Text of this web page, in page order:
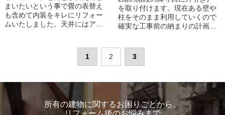
まいたいという事で畳の表替え
も含めて内装をキレにリフォー
ムいたしました。天井にはアク
を取り付けます。現在ある壁や
柱をそのまま利用していくので
確実な工事前の納まりの計画が
1 2 3
所有の建物に関するお困りごとから、
リフォーム後のお悩みまで